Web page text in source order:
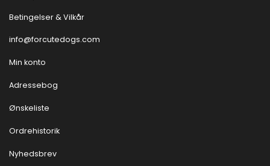
Betingelser & Vilkår
info@forcutedogs.com
Min konto
Adressebog
Ønskeliste
Ordrehistorik
Nyhedsbrev